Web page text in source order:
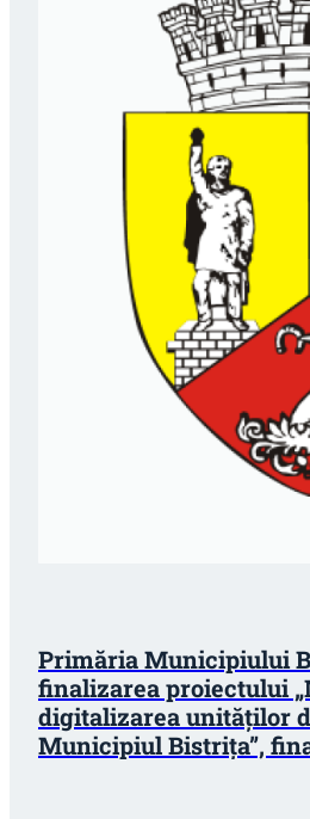
Primăria Municipiului
finalizarea proiectului
digitalizarea unităților
Municipiul Bistrița”,